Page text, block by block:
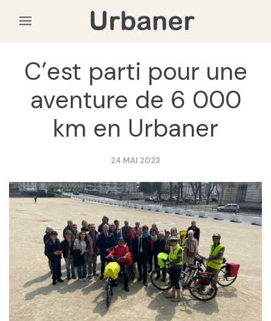
C’est parti pour une
aventure de 6 000
km en Urbaner
24 MAI 2023